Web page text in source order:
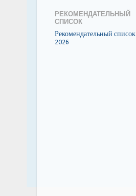
РЕКОМЕНДАТЕЛЬНЫЙ
СПИСОК
Рекомендательный список
2026